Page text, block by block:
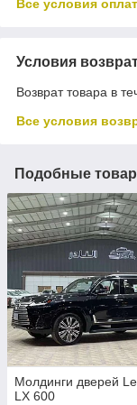
Все условия
Условия
Возврат товара в
Все условия
Подобные
Молдинги дверей
LX 600